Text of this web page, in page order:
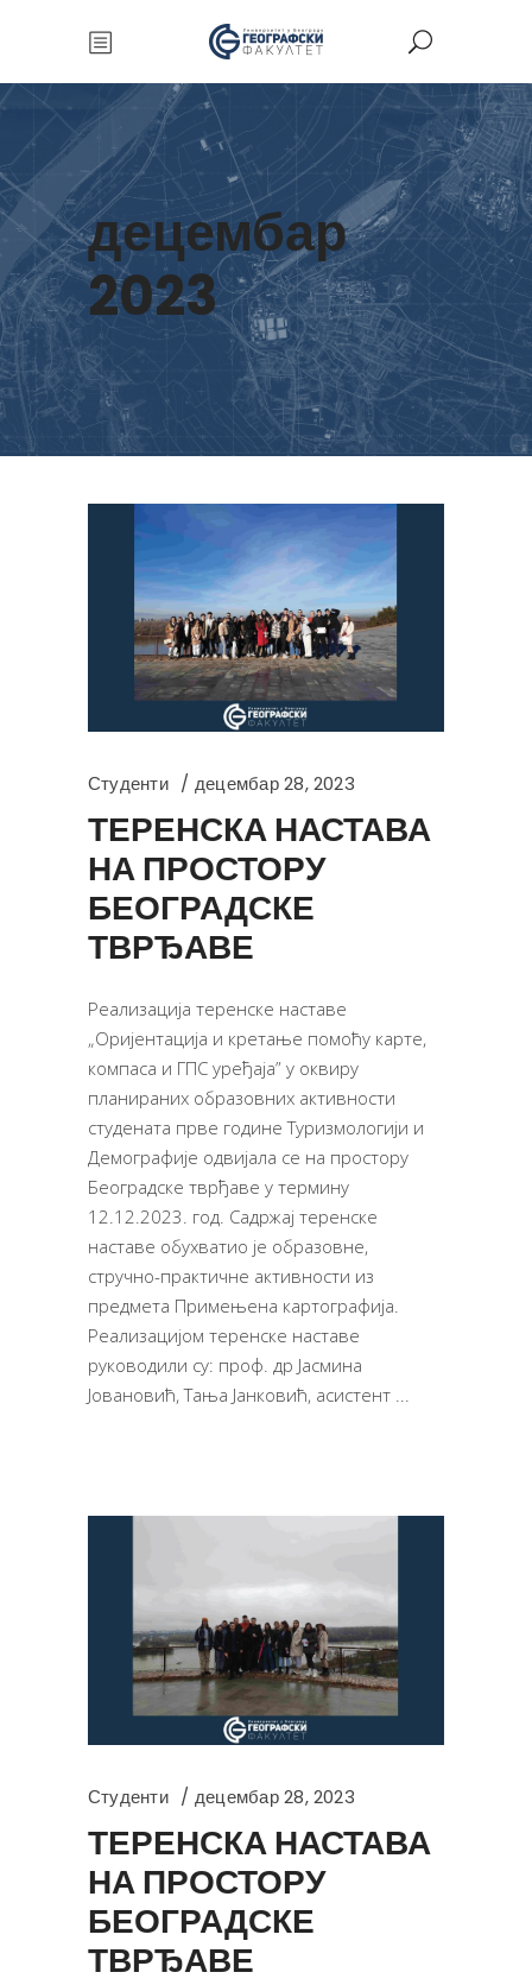
децембар
2023
Студенти децембар 28, 2023
ТЕРЕНСКА НАСТАВА
НА ПРОСТОРУ
БЕОГРАДСКЕ
ТВРЂАВЕ
Реализација теренске наставе
„Оријентација и кретање помоћу карте,
компаса и ГПС уређаја” у оквиру
планираних образовних активности
студената прве године Туризмологији и
Демографије одвијала се на простору
Београдске тврђаве у термину
12.12.2023. год. Садржај теренске
наставе обухватио је образовне,
стручно-практичне активности из
предмета Примењена картографија.
Реализацијом теренске наставе
руководили су: проф. др Јасмина
Јовановић, Тања Јанковић, асистент
Студенти децембар 28, 2023
ТЕРЕНСКА НАСТАВА
НА ПРОСТОРУ
БЕОГРАДСКЕ
ТВРЂАВЕ